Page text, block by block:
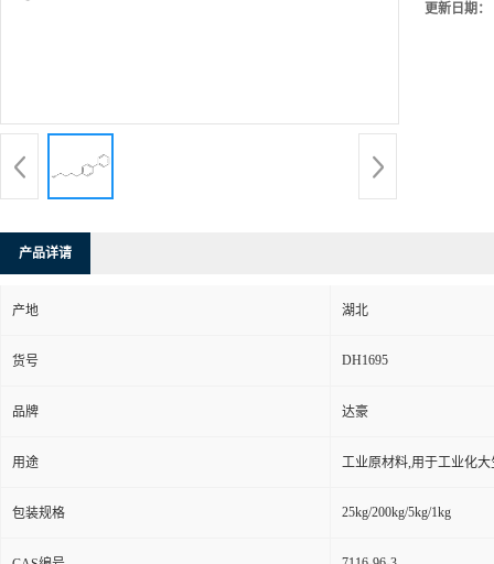
更新日期：
产品详请
产地 湖北
货号 DH1695
品牌 达豪
用途 工业原材料,用于工业化大
包装规格 25kg/200kg/5kg/1kg